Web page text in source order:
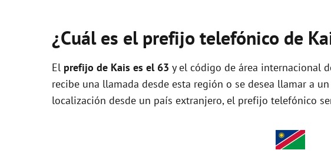
¿Cuál es el prefijo telefónico de
El prefijo de Kais es el 63 y el código de área internacional
recibe una llamada desde esta región o se desea llamar a
localización desde un país extranjero, el prefijo telefónico